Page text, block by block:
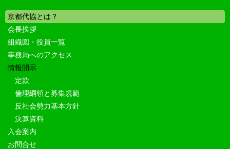
京都代協とは？
会長挨拶
組織図・役員一覧
事務局へのアクセス
情報開示
定款
倫理綱領と募集規範
反社会勢力基本方針
決算資料
入会案内
お問合せ